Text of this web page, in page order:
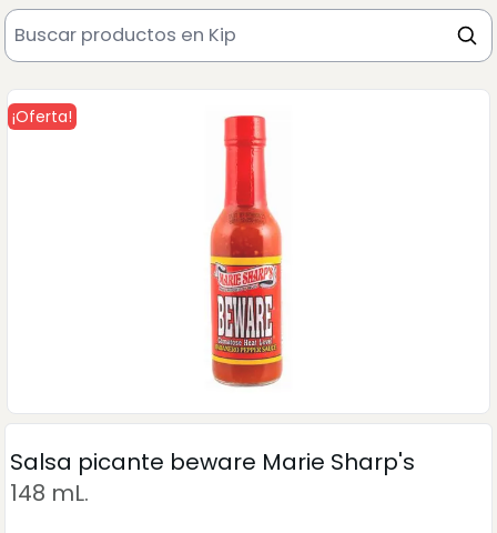
¡Oferta!
Salsa picante beware Marie Sharp's
148 mL.